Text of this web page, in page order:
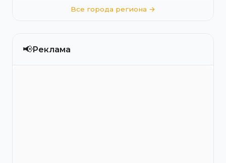
Все города региона →
📢Реклама